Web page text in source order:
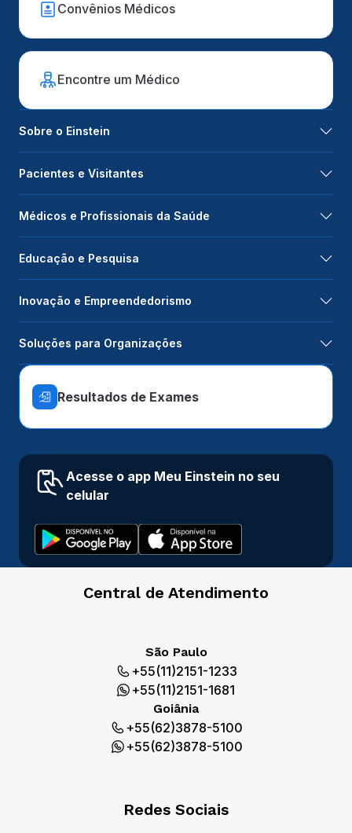
Convênios Médicos
Encontre um Médico
Sobre o Einstein
Pacientes e Visitantes
Médicos e Profissionais da Saúde
Educação e Pesquisa
Inovação e Empreendedorismo
Soluções para Organizações
Resultados de Exames
Acesse o app Meu Einstein no seu
celular
Central de Atendimento
São Paulo
+55(11)2151-1233
+55(11)2151-1681
Goiânia
+55(62)3878-5100
+55(62)3878-5100
Redes Sociais